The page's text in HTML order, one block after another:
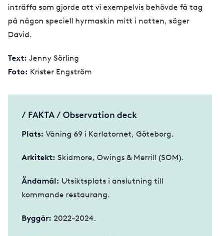
inträffa som gjorde att vi exempelvis behövde få tag
på någon speciell hyrmaskin mitt i natten, säger
David.
Text: Jenny Sörling
Foto: Krister Engström
/ FAKTA / Observation deck
Plats: Våning 69 i Karlatornet, Göteborg.
Arkitekt: Skidmore, Owings & Merrill (SOM).
Ändamål: Utsiktsplats i anslutning till
kommande restaurang.
Byggår: 2022-2024.